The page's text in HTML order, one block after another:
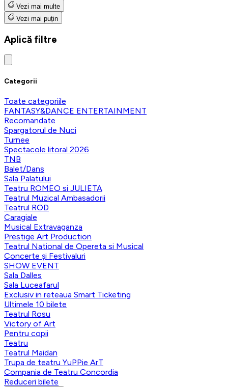
Vezi mai multe
Vezi mai puțin
Aplică filtre
Categorii
Toate categoriile
FANTASY&DANCE ENTERTAINMENT
Recomandate
Spargatorul de Nuci
Turnee
Spectacole litoral 2026
TNB
Balet/Dans
Sala Palatului
Teatru ROMEO si JULIETA
Teatrul Muzical Ambasadorii
Teatrul ROD
Caragiale
Musical Extravaganza
Prestige Art Production
Teatrul National de Opereta si Musical
Concerte și Festivaluri
SHOW EVENT
Sala Dalles
Sala Luceafarul
Exclusiv in reteaua Smart Ticketing
Ultimele 10 bilete
Teatrul Rosu
Victory of Art
Pentru copii
Teatru
Teatrul Maidan
Trupa de teatru YuPPie ArT
Compania de Teatru Concordia
Reduceri bilete